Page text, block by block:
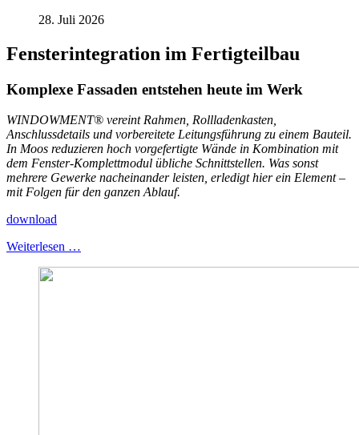
28. Juli 2026
Fensterintegration im Fertigteilbau
Komplexe Fassaden entstehen heute im Werk
WINDOWMENT® vereint Rahmen, Rollladenkasten,
Anschlussdetails und vorbereitete Leitungsführung zu einem Bauteil.
In Moos reduzieren hoch vorgefertigte Wände in Kombination mit
dem Fenster-Komplettmodul übliche Schnittstellen. Was sonst
mehrere Gewerke nacheinander leisten, erledigt hier ein Element –
mit Folgen für den ganzen Ablauf.
download
Weiterlesen …